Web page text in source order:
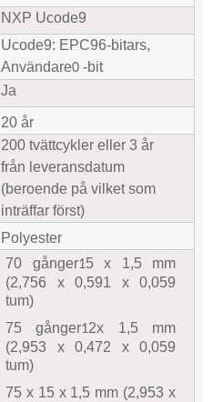
NXP Ucode9
Ucode9: EPC96-bitars,
Användare0 -bit
Ja
20 år
200 tvättcykler eller 3 år
från leveransdatum
(beroende på vilket som
inträffar först)
Polyester
70 gånger15 x 1,5 mm
(2,756 x 0,591 x 0,059
tum)
75 gånger12x 1,5 mm
(2,953 x 0,472 x 0,059
tum)
75 x 15 x 1,5 mm (2,953 x